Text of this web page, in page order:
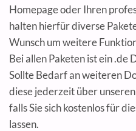
Homepage oder Ihren
halten hierfür diverse
Wunsch um weitere
Bei allen Paketen ist ein .de
Sollte Bedarf an weiteren
diese jederzeit über
falls Sie sich kostenlos für
lassen.